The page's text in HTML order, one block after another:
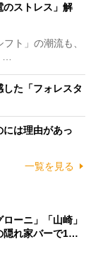
のストレス」解
ト」の潮流も、
した「フォレスタ
は理由があっ
一覧を見る
ーニ」「山崎」
隠れ家バーで1…